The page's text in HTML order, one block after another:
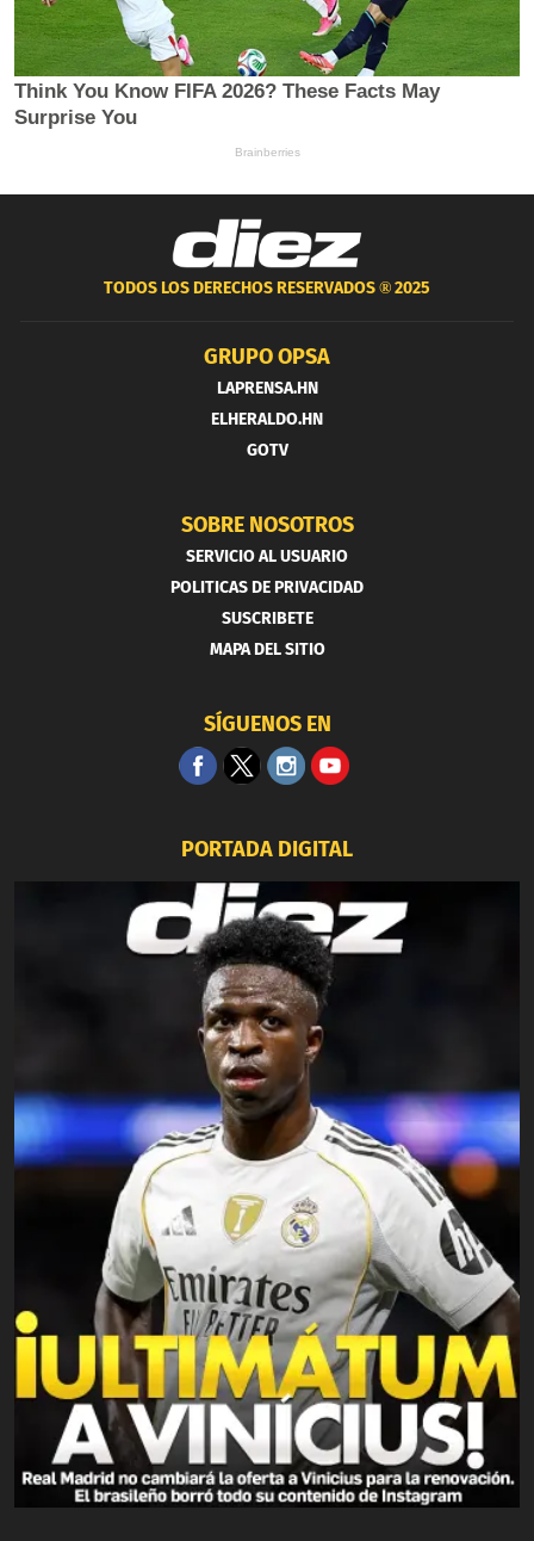
TODOS LOS DERECHOS RESERVADOS ®2025
GRUPO OPSA
LAPRENSA.HN
ELHERALDO.HN
GOTV
SOBRE NOSOTROS
SERVICIO AL USUARIO
POLITICAS DE PRIVACIDAD
SUSCRIBETE
MAPA DEL SITIO
SÍGUENOS EN
PORTADA DIGITAL